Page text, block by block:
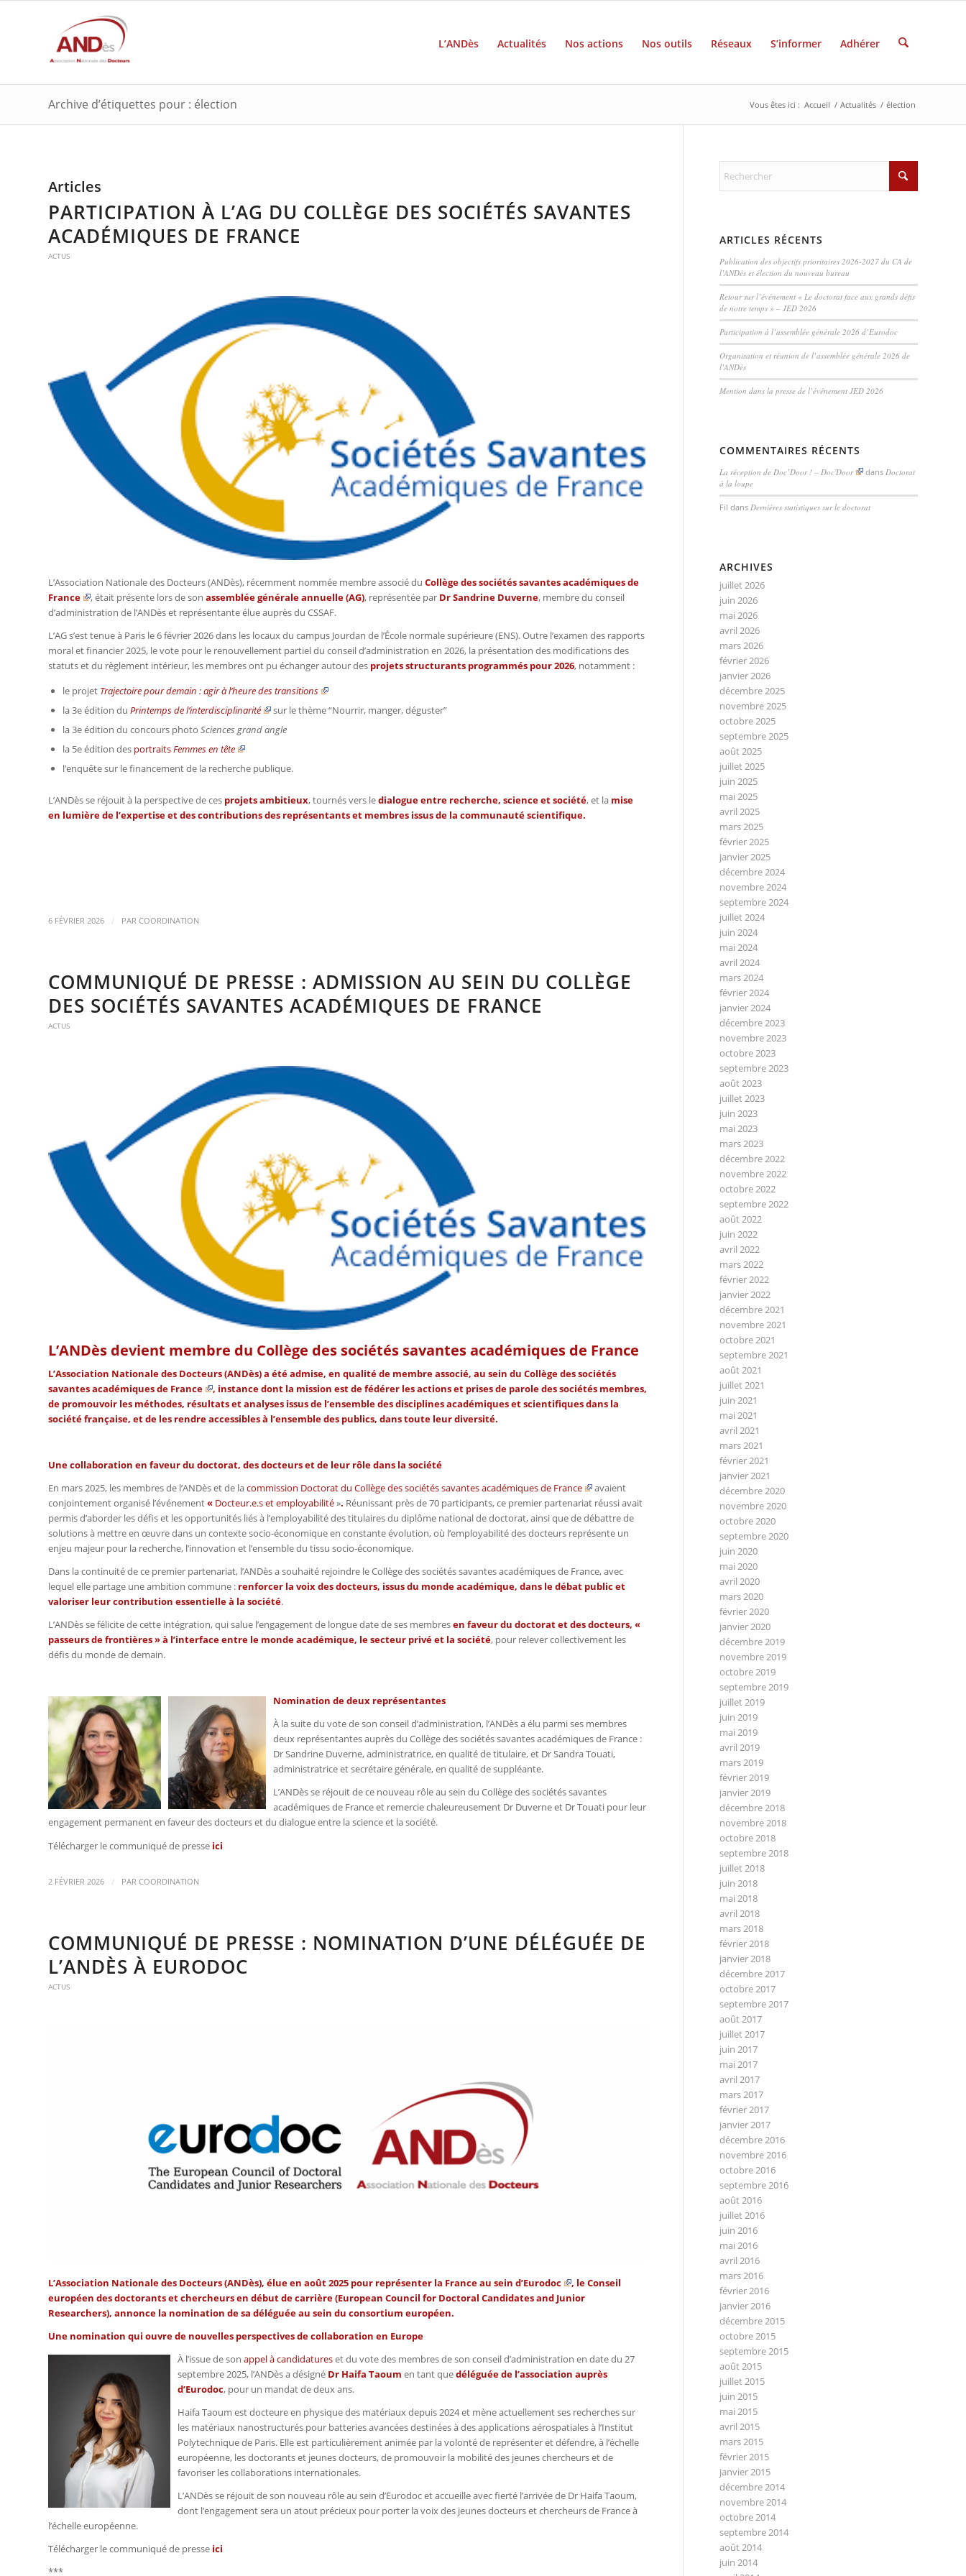
L’ANDès Actualités Nos actions Nos outils Réseaux S’informer Adhérer
Archive d’étiquettes pour : élection Vous êtes ici : Accueil / Actualités / élection
Articles
PARTICIPATION À L’AG DU COLLÈGE DES SOCIÉTÉS SAVANTES
ACADÉMIQUES DE FRANCE
ACTUS
L’Association Nationale des Docteurs (ANDès), récemment nommée membre associé du Collège des sociétés savantes académiques de
France
, était présente lors de son assemblée générale annuelle (AG), représentée par Dr Sandrine Duverne, membre du conseil
d’administration de l’ANDès et représentante élue auprès du CSSAF.
L’AG s’est tenue à Paris le 6 février 2026 dans les locaux du campus Jourdan de l’École normale supérieure (ENS). Outre l’examen des rapports
moral et financier 2025, le vote pour le renouvellement partiel du conseil d’administration en 2026, la présentation des modifications des
statuts et du règlement intérieur, les membres ont pu échanger autour des projets structurants programmés pour 2026, notamment :
le projet Trajectoire pour demain : agir à l’heure des transitions
la 3e édition du Printemps de l’interdisciplinarité
sur le thème “Nourrir, manger, déguster”
la 3e édition du concours photo Sciences grand angle
la 5e édition des portraitsFemmes en tête
l’enquête sur le financement de la recherche publique.
L’ANDès se réjouit à la perspective de ces projets ambitieux, tournés vers ledialogue entre recherche, science et société, et la mise
en lumière de l’expertise et des contributions des représentants et membres issus de la communauté scientifique.
6 FÉVRIER 2026 / PAR COORDINATION
COMMUNIQUÉ DE PRESSE : ADMISSION AU SEIN DU COLLÈGE
DES SOCIÉTÉS SAVANTES ACADÉMIQUES DE FRANCE
ACTUS
L’ANDès devient membre du Collège des sociétés savantes académiques de France
L’Association Nationale des Docteurs (ANDès) a été admise, en qualité de membre associé, au sein du Collège des sociétés
savantes académiques de France
, instance dont la mission est de fédérer les actions et prises de parole des sociétés membres,
de promouvoir les méthodes, résultats et analyses issus de l’ensemble des disciplines académiques et scientifiques dans la
société française, et de les rendre accessibles à l’ensemble des publics, dans toute leur diversité.
Une collaboration en faveur du doctorat, des docteurs et de leur rôle dans la société
En mars 2025, les membres de l’ANDès et de lacommission Doctorat du Collège des sociétés savantes académiques de France
avaient
conjointement organisé l’événement« Docteur.e.s et employabilité». Réunissant près de 70 participants, ce premier partenariat réussi avait
permis d’aborder les défis et les opportunités liés à l’employabilité des titulaires du diplôme national de doctorat, ainsi que de débattre de
solutions à mettre en œuvre dans un contexte socio-économique en constante évolution, où l’employabilité des docteurs représente un
enjeu majeur pour la recherche, l’innovation et l’ensemble du tissu socio-économique.
Dans la continuité de ce premier partenariat, l’ANDès a souhaité rejoindre le Collège des sociétés savantes académiques de France, avec
lequel elle partage une ambition commune : renforcer la voix des docteurs, issus du monde académique, dans le débat public et
valoriser leur contribution essentielle à la société.
L’ANDès se félicite de cette intégration, qui salue l’engagement de longue date de ses membresen faveur du doctorat et des docteurs, «
passeurs de frontières » à l’interface entre le monde académique, le secteur privé et la société, pour relever collectivement les
défis du monde de demain.
Nomination de deux représentantes
À la suite du vote de son conseil d’administration, l’ANDès a élu parmi ses membres
deux représentantes auprès du Collège des sociétés savantes académiques de France :
Dr Sandrine Duverne, administratrice, en qualité de titulaire, et Dr Sandra Touati,
administratrice et secrétaire générale, en qualité de suppléante.
L’ANDès se réjouit de ce nouveau rôle au sein du Collège des sociétés savantes
académiques de France et remercie chaleureusement Dr Duverne et Dr Touati pour leur
engagement permanent en faveur des docteurs et du dialogue entre la science et la société.
Télécharger le communiqué de presse ici
2 FÉVRIER 2026 / PAR COORDINATION
COMMUNIQUÉ DE PRESSE : NOMINATION D’UNE DÉLÉGUÉE DE
L’ANDÈS À EURODOC
ACTUS
L’Association Nationale des Docteurs (ANDès), élue en août 2025 pour représenter la France au sein d’Eurodoc
, le Conseil
européen des doctorants et chercheurs en début de carrière (European Council for Doctoral Candidates and Junior
Researchers), annonce la nomination de sa déléguée au sein du consortium européen.
Une nomination qui ouvre de nouvelles perspectives de collaboration en Europe
À l’issue de son appel à candidatureset du vote des membres de son conseil d’administration en date du 27
septembre 2025, l’ANDès a désigné Dr Haifa Taoum en tant quedéléguée de l’association auprès
d’Eurodoc, pour un mandat de deux ans.
Haifa Taoum est docteure en physique des matériaux depuis 2024 et mène actuellement ses recherches sur
les matériaux nanostructurés pour batteries avancées destinées à des applications aérospatiales à l’Institut
Polytechnique de Paris. Elle est particulièrement animée par la volonté de représenter et défendre, à l’échelle
européenne, les doctorants et jeunes docteurs, de promouvoir la mobilité des jeunes chercheurs et de
favoriser les collaborations internationales.
L’ANDès se réjouit de son nouveau rôle au sein d’Eurodoc et accueille avec fierté l’arrivée de Dr Haifa Taoum,
dont l’engagement sera un atout précieux pour porter la voix des jeunes docteurs et chercheurs de France à
l’échelle européenne.
Télécharger le communiqué de presse ici
***
ARTICLES RÉCENTS
Publication des objectifs prioritaires 2026-2027 du CA de
l’ANDès et élection du nouveau bureau
Retour sur l’événement « Le doctorat face aux grands défis
de notre temps » – JED 2026
Participation à l’assemblée générale 2026 d’Eurodoc
Organisation et réunion de l’assemblée générale 2026 de
l’ANDès
Mention dans la presse de l’événement JED 2026
COMMENTAIRES RÉCENTS
La réception de Doc’Door ! – Doc'Door dans Doctorat
à la loupe
Fil dansDernières statistiques sur le doctorat
ARCHIVES
juillet 2026
juin 2026
mai 2026
avril 2026
mars 2026
février 2026
janvier 2026
décembre 2025
novembre 2025
octobre 2025
septembre 2025
août 2025
juillet 2025
juin 2025
mai 2025
avril 2025
mars 2025
février 2025
janvier 2025
décembre 2024
novembre 2024
septembre 2024
juillet 2024
juin 2024
mai 2024
avril 2024
mars 2024
février 2024
janvier 2024
décembre 2023
novembre 2023
octobre 2023
septembre 2023
août 2023
juillet 2023
juin 2023
mai 2023
mars 2023
décembre 2022
novembre 2022
octobre 2022
septembre 2022
août 2022
juin 2022
avril 2022
mars 2022
février 2022
janvier 2022
décembre 2021
novembre 2021
octobre 2021
septembre 2021
août 2021
juillet 2021
juin 2021
mai 2021
avril 2021
mars 2021
février 2021
janvier 2021
décembre 2020
novembre 2020
octobre 2020
septembre 2020
juin 2020
mai 2020
avril 2020
mars 2020
février 2020
janvier 2020
décembre 2019
novembre 2019
octobre 2019
septembre 2019
juillet 2019
juin 2019
mai 2019
avril 2019
mars 2019
février 2019
janvier 2019
décembre 2018
novembre 2018
octobre 2018
septembre 2018
juillet 2018
juin 2018
mai 2018
avril 2018
mars 2018
février 2018
janvier 2018
décembre 2017
octobre 2017
septembre 2017
août 2017
juillet 2017
juin 2017
mai 2017
avril 2017
mars 2017
février 2017
janvier 2017
décembre 2016
novembre 2016
octobre 2016
septembre 2016
août 2016
juillet 2016
juin 2016
mai 2016
avril 2016
mars 2016
février 2016
janvier 2016
décembre 2015
octobre 2015
septembre 2015
août 2015
juillet 2015
juin 2015
mai 2015
avril 2015
mars 2015
février 2015
janvier 2015
décembre 2014
novembre 2014
octobre 2014
septembre 2014
août 2014
juin 2014